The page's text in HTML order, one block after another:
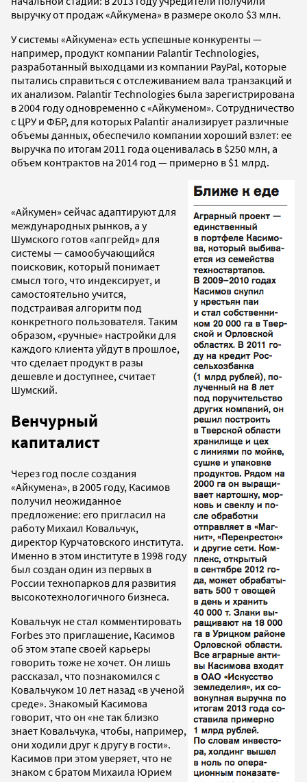
выручку от продаж «Айкумена» в размере около $3 млн.
У системы «Айкумена» есть успешные конкуренты —
например, продукт компании Palantir Technologies,
разработанный выходцами из компании PayPal, которые
пытались справиться с отслеживанием вала транзакций и
их анализом. Palantir Technologies была зарегистрирована
в 2004 году одновременно с «Айкуменом». Сотрудничество
с ЦРУ и ФБР, для которых Palantir анализирует различные
объемы данных, обеспечило компании хороший взлет: ее
выручка по итогам 2011 года оценивалась в $250 млн, а
объем контрактов на 2014 год — примерно в $1 млрд.
«Айкумен» сейчас адаптируют для
международных рынков, а у
Шумского готов «апгрейд» для
системы — самообучающийся
поисковик, который понимает
смысл того, что индексирует, и
самостоятельно учится,
подстраивая алгоритм под
конкретного пользователя. Таким
образом, «ручные» настройки для
каждого клиента уйдут в прошлое,
что сделает продукт в разы
дешевле и доступнее, считает
Шумский.
Венчурный
капиталист
Через год после создания
«Айкумена», в 2005 году, Касимов
получил неожиданное
предложение: его пригласил на
работу Михаил Ковальчук,
директор Курчатовского института.
Именно в этом институте в 1998 году
был создан один из первых в
России технопарков для развития
высокотехнологичного бизнеса.
Ковальчук не стал комментировать
Forbes это приглашение, Касимов
об этом этапе своей карьеры
говорить тоже не хочет. Он лишь
рассказал, что познакомился с
Ковальчуком 10 лет назад «в ученой
среде». Знакомый Касимова
говорит, что он «не так близко
знает Ковальчука, чтобы, например,
они ходили друг к другу в гости».
Касимов при этом уверяет, что не
знаком с братом Михаила Юрием